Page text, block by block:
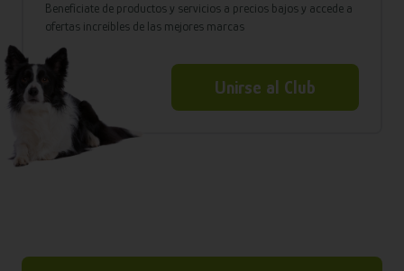
Benefíciate de productos y servicios a precios bajos y accede a
ofertas increíbles de las mejores marcas
Unirse al Club